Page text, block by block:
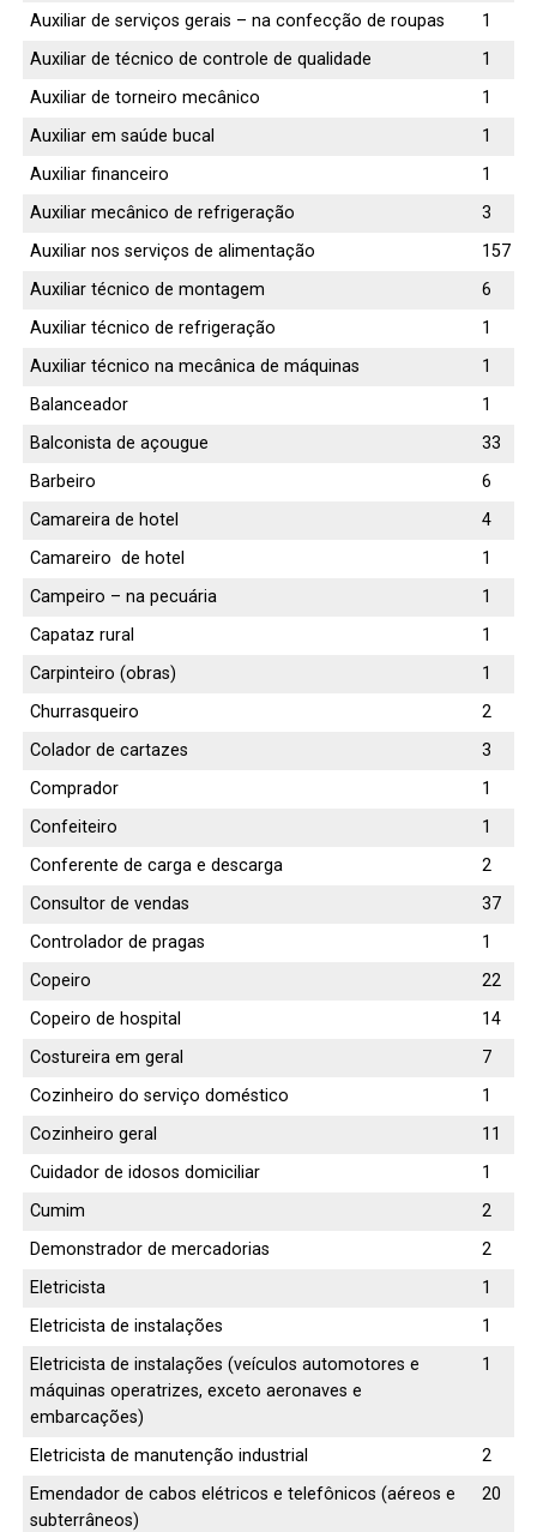
Auxiliar de serviços gerais – na confecção de roupas
1
Auxiliar de técnico de controle de qualidade
1
Auxiliar de torneiro mecânico
1
Auxiliar em saúde bucal
1
Auxiliar financeiro
1
Auxiliar mecânico de refrigeração
3
Auxiliar nos serviços de alimentação
157
Auxiliar técnico de montagem
6
Auxiliar técnico de refrigeração
1
Auxiliar técnico na mecânica de máquinas
1
Balanceador
1
Balconista de açougue
33
Barbeiro
6
Camareira de hotel
4
Camareiro de hotel
1
Campeiro – na pecuária
1
Capataz rural
1
Carpinteiro (obras)
1
Churrasqueiro
2
Colador de cartazes
3
Comprador
1
Confeiteiro
1
Conferente de carga e descarga
2
Consultor de vendas
37
Controlador de pragas
1
Copeiro
22
Copeiro de hospital
14
Costureira em geral
7
Cozinheiro do serviço doméstico
1
Cozinheiro geral
11
Cuidador de idosos domiciliar
1
Cumim
2
Demonstrador de mercadorias
2
Eletricista
1
Eletricista de instalações
1
Eletricista de instalações (veículos automotores e
máquinas operatrizes, exceto aeronaves e
embarcações)
1
Eletricista de manutenção industrial
2
Emendador de cabos elétricos e telefônicos (aéreos e
subterrâneos)
20